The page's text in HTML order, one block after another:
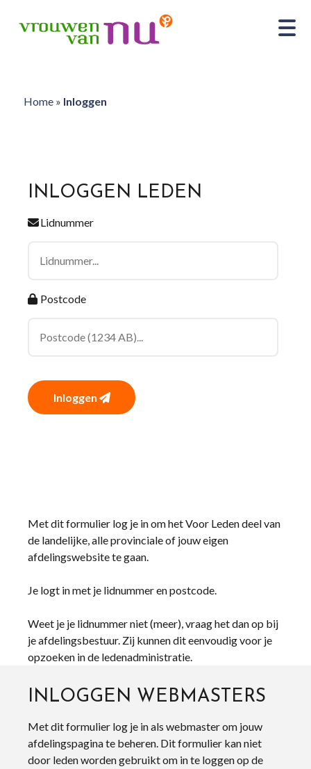
Home» Inloggen
INLOGGEN LEDEN
Lidnummer
Postcode
Inloggen
Met dit formulier log je in om het Voor Leden deel van
de landelijke, alle provinciale of jouw eigen
afdelingswebsite te gaan.
Je logt in met je lidnummer en postcode.
Weet je je lidnummer niet (meer), vraag het dan op bij
je afdelingsbestuur. Zij kunnen dit eenvoudig voor je
opzoeken in de ledenadministratie.
INLOGGEN WEBMASTERS
Met dit formulier log je in als webmaster om jouw
afdelingspagina te beheren. Dit formulier kan niet
door leden worden gebruikt om in te loggen op de